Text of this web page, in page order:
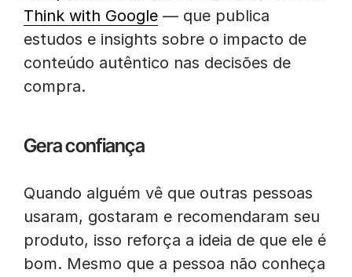
Think with Google — que publica
estudos e insights sobre o impacto de
conteúdo autêntico nas decisões de
compra.
Gera confiança
Quando alguém vê que outras pessoas
usaram, gostaram e recomendaram seu
produto, isso reforça a ideia de que ele é
bom. Mesmo que a pessoa não conheça